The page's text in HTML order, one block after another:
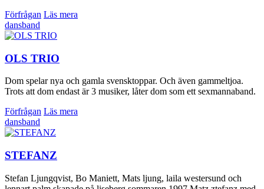
Förfrågan Läs mera
dansband
OLS TRIO
Dom spelar nya och gamla svensktoppar. Och även gammeltjoa.
Trots att dom endast är 3 musiker, låter dom som ett sexmannaband.
Förfrågan Läs mera
dansband
STEFANZ
Stefan Ljungqvist, Bo Maniett, Mats ljung, laila westersund och